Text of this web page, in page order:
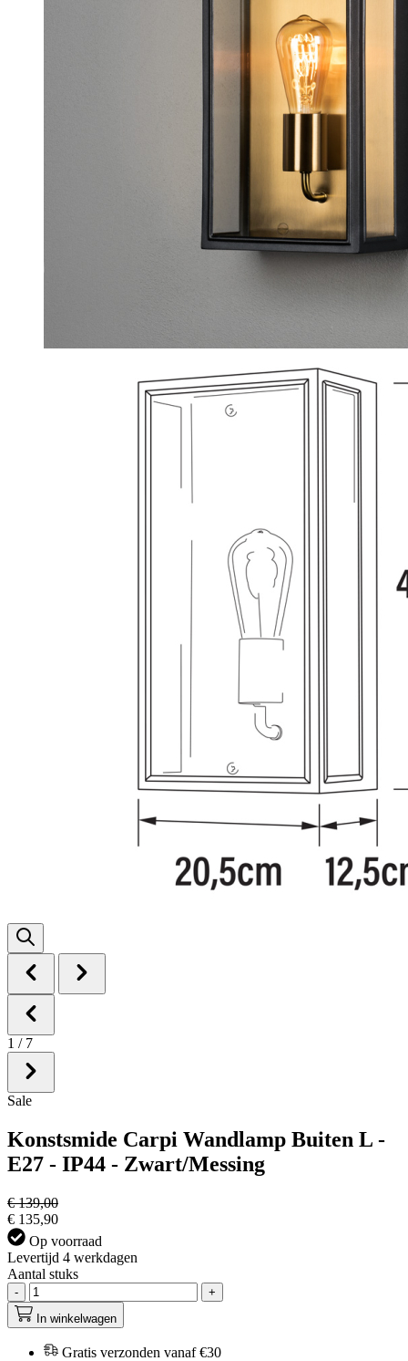
1 / 7
Sale
Konstsmide Carpi Wandlamp Buiten L -
E27 - IP44 - Zwart/Messing
€ 139,00
€ 135,90
Op voorraad
Levertijd 4 werkdagen
Aantal stuks
-
+
In winkelwagen
Gratis verzonden vanaf €30